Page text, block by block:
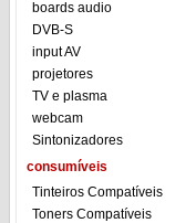
boards audio
DVB-S
input AV
projetores
TV e plasma
webcam
Sintonizadores
consumíveis
Tinteiros Compatíveis
Toners Compatíveis